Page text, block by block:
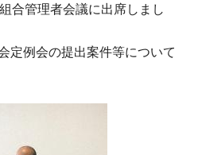
管理者会議に出席しまし
定例会の提出案件等について